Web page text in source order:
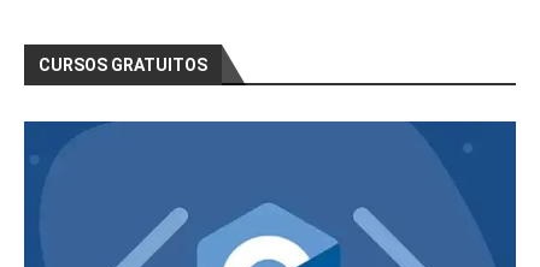
CURSOS GRATUITOS